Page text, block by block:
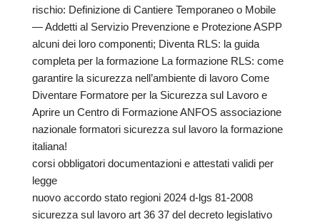
rischio: Definizione di Cantiere Temporaneo o Mobile
— Addetti al Servizio Prevenzione e Protezione ASPP
alcuni dei loro componenti; Diventa RLS: la guida
completa per la formazione La formazione RLS: come
garantire la sicurezza nell’ambiente di lavoro Come
Diventare Formatore per la Sicurezza sul Lavoro e
Aprire un Centro di Formazione ANFOS associazione
nazionale formatori sicurezza sul lavoro la formazione
italiana!
corsi obbligatori documentazioni e attestati validi per
legge
nuovo accordo stato regioni 2024 d-lgs 81-2008
sicurezza sul lavoro art 36 37 del decreto legislativo